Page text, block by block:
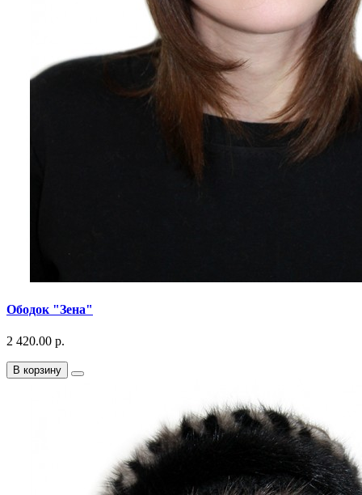
Ободок "Зена"
2 420.00 р.
В корзину